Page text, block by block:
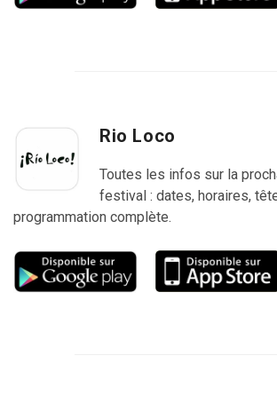
Rio Loco
Toutes les infos sur la
festival : dates, horaires,
programmation complète.